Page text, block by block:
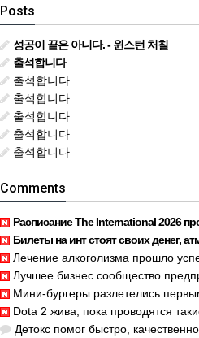
Posts
성공이 끝은 아니다. - 윈스턴 처칠
출석합니다
출석합니다
출석합니다
출석합니다
출석합니다
출석합니다
Comments
Расписание The International 2026 просто
Билеты на инт стоят своих денег, атмосфера
Лечение алкоголизма прошло успешно,
Лучшее бизнес сообщество предпринимателей
Мини-бургеры разлетелись первыми,
Dota 2 жива, пока проводятся такие
Детокс помог быстро, качественное лечение